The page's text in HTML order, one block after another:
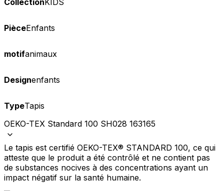
PièceEnfants
motifanimaux
Designenfants
TypeTapis
OEKO-TEX Standard 100 SH028 163165
Le tapis est certifié OEKO-TEX® STANDARD 100, ce qui
atteste que le produit a été contrôlé et ne contient pas
de substances nocives à des concentrations ayant un
impact négatif sur la santé humaine.